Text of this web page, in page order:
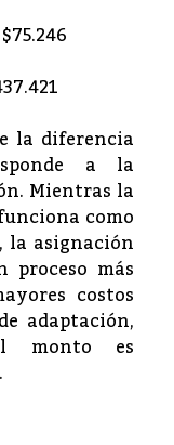
$75.246
la diferencia
a la
Mientras la
como
la asignación
proceso más
costos
adaptación,
monto es